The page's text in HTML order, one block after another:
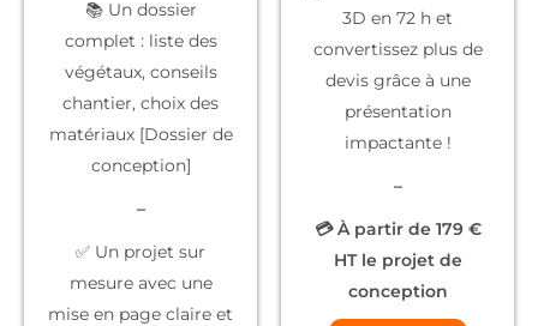
📚 Un dossier
complet : liste des
végétaux, conseils
chantier, choix des
matériaux [Dossier de
conception]
–
✅ Un projet sur
mesureavec une
mise en page claire et
3D en 72 h et
convertissez plus de
devis grâce à une
présentation
impactante !
–
💳 À partir de 179 €
HT le projet de
conception